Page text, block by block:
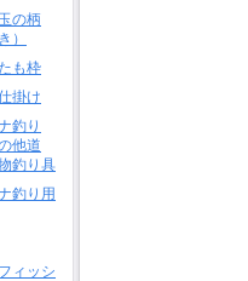
の柄
）
も枠
掛け
釣り
他道
釣り具
釣り用
ィッシ